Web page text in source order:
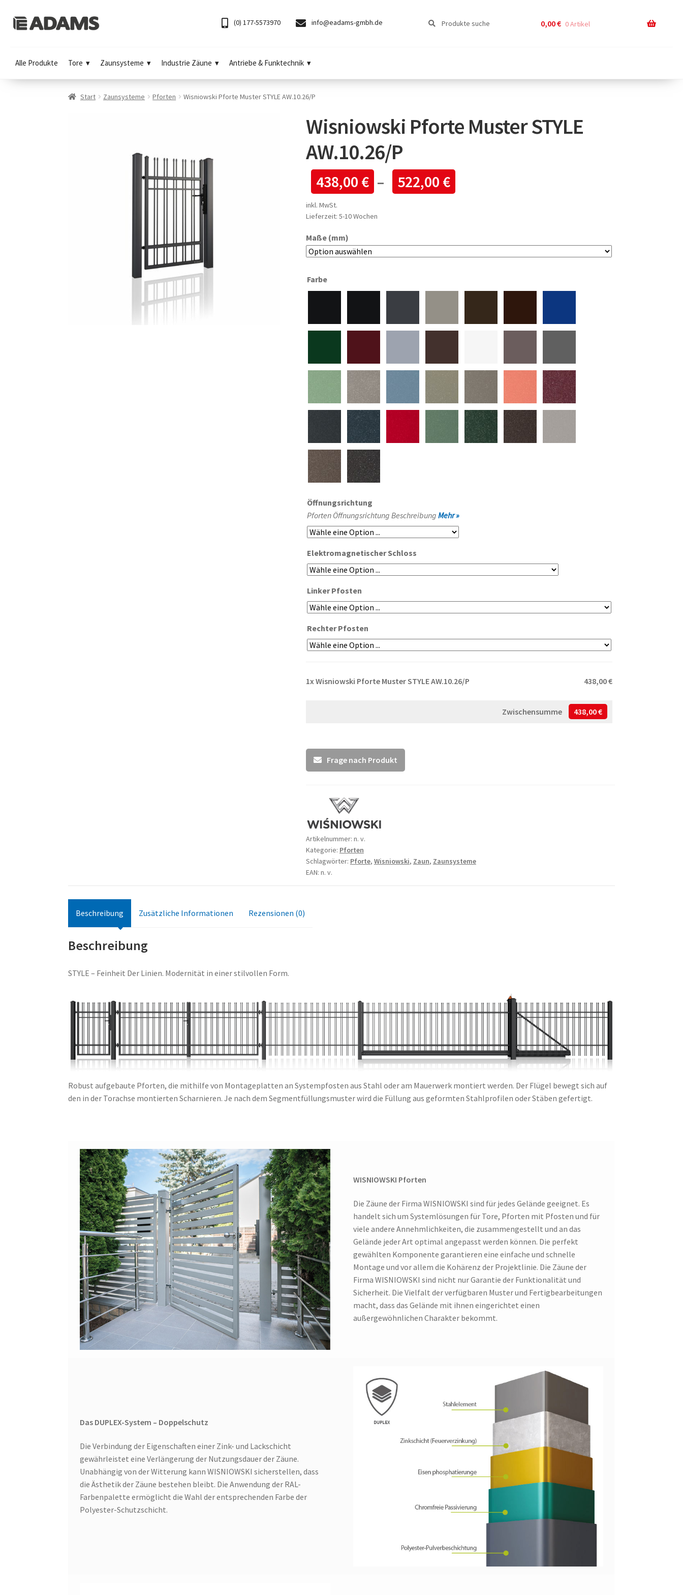
(0) 177-5573970 info@eadams-gmbh.de
nach:
0,00€ 0 Artikel
Alle Produkte Tore Zaunsysteme Industrie Zäune Antriebe & Funktechnik
Start Zaunsysteme Pforten Wisniowski Pforte Muster STYLE AW.10.26/P
Wisniowski Pforte Muster STYLE
AW.10.26/P
438,00 € – 522,00 €
inkl. MwSt.
Lieferzeit: 5-10 Wochen
Maße (mm)
Farbe
Öffnungsrichtung
Pforten Öffnungsrichtung Beschreibung Mehr »
Elektromagnetischer Schloss
Linker Pfosten
Rechter Pfosten
1xWisniowski Pforte Muster STYLE AW.10.26/P 438,00 €
Zwischensumme 438,00 €
Frage nach Produkt
Artikelnummer: n. v.
Kategorie: Pforten
Schlagwörter: Pforte, Wisniowski, Zaun, Zaunsysteme
EAN: n. v.
Beschreibung Zusätzliche Informationen Rezensionen (0)
Beschreibung
STYLE – Feinheit Der Linien. Modernität in einer stilvollen Form.
Robust aufgebaute Pforten, die mithilfe von Montageplatten an Systempfosten aus Stahl oder am Mauerwerk montiert werden. Der Flügel bewegt sich auf
den in der Torachse montierten Scharnieren. Je nach dem Segmentfüllungsmuster wird die Füllung aus geformten Stahlprofilen oder Stäben gefertigt.
WISNIOWSKI Pforten
Die Zäune der Firma WISNIOWSKI sind für jedes Gelände geeignet. Es
handelt sich um Systemlösungen für Tore, Pforten mit Pfosten und für
viele andere Annehmlichkeiten, die zusammengestellt und an das
Gelände jeder Art optimal angepasst werden können. Die perfekt
gewählten Komponente garantieren eine einfache und schnelle
Montage und vor allem die Kohärenz der Projektlinie. Die Zäune der
Firma WISNIOWSKI sind nicht nur Garantie der Funktionalität und
Sicherheit. Die Vielfalt der verfügbaren Muster und Fertigbearbeitungen
macht, dass das Gelände mit ihnen eingerichtet einen
außergewöhnlichen Charakter bekommt.
Das DUPLEX-System – Doppelschutz
Die Verbindung der Eigenschaften einer Zink- und Lackschicht
gewährleistet eine Verlängerung der Nutzungsdauer der Zäune.
Unabhängig von der Witterung kann WISNIOWSKI sicherstellen, dass
die Ästhetik der Zäune bestehen bleibt. Die Anwendung der RAL-
Farbenpalette ermöglicht die Wahl der entsprechenden Farbe der
Polyester-Schutzschicht.